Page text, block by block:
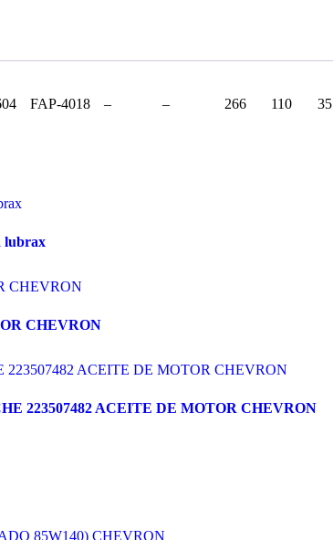
FAP-4018 – – 266 110 35
lubrax
CHEVRON
223507482 ACEITE DE MOTOR CHEVRON